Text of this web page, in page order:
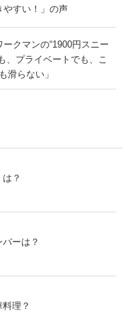
すい！」の声
クマンの“1900円スニー
プライベートでも、こ
滑らない」
？
ーは？
理？